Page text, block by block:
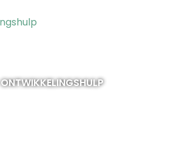
ONTWIKKELINGSHULP